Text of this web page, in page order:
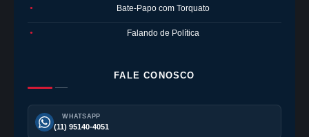
● Bate-Papo com Torquato
● Falando de Política
FALE CONOSCO
WHATSAPP
(11) 95140-4051